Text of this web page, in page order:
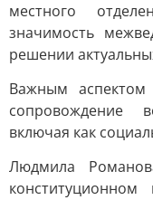
местного
значимость
решении
Важным аспектом
сопровождение
включая как
Людмила